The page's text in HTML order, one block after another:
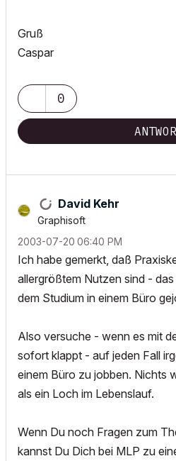
Gruß
Caspar
0
David Kehr
Graphisoft
‎2003-07-20 06:40 PM
Ich habe gemerkt, daß
allergrößtem Nutzen sind -
dem Studium in einem Büro
Also versuche - wenn es mit
sofort klappt - auf jeden Fall
einem Büro zu jobben. Nichts
als ein Loch im Lebenslauf.
Wenn Du noch Fragen zum
kannst Du Dich bei MLP zu